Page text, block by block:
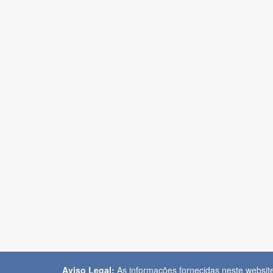
Aviso Legal: As informações fornecidas neste